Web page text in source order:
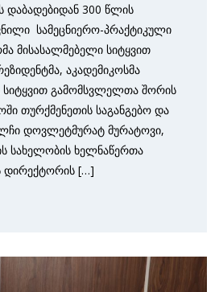
დაბადებიდან 300 წლის
სამეცნიერო-პრაქტიკული
მისასალმებელი სიტყვით
აკადემიკოსმა
სიტყვით გამომსვლელთა შორის
თურქმენეთის საგანგებო და
დოვლეტმურატ მურატოვი,
სახელობის ხელნაწერთა
დირექტორის […]